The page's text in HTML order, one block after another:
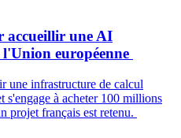
accueillir une AI
européenne
une infrastructure de calcul
s'engage à acheter 100 millions
projet français est retenu.